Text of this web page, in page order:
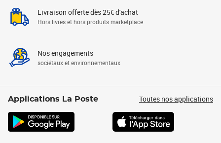
Livraison offerte dès 25€ d'achat
Hors livres et hors produits marketplace
Nos engagements
sociétaux et environnementaux
Applications La Poste Toutes nos applications